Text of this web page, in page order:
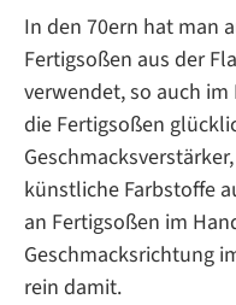
In den 70ern hat man
Fertigsoßen aus der
verwendet, so auch
die Fertigsoßen
künstliche Farbstoffe
an Fertigsoßen im
Geschmacksrichtung
rein damit.